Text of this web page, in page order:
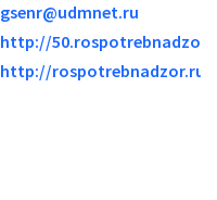
gsenr@udmnet.ru
http://
http://rospotrebnadzor.ru/